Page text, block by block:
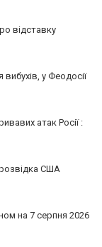
відставку
у Феодосії
атак Росії :
США
на 7 серпня 2026